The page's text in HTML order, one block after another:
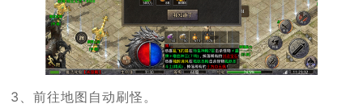
3、前往地图自动刷怪。